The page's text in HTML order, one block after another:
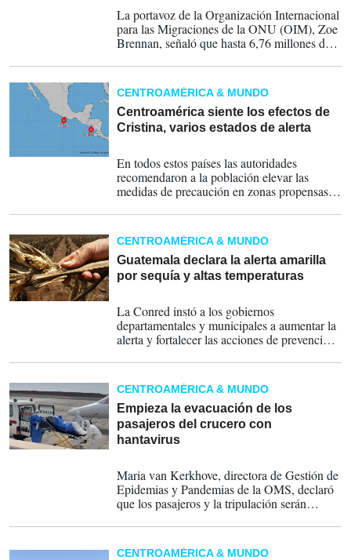
La portavoz de la Organización Internacional
para las Migraciones de la ONU (OIM), Zoe
Brennan, señaló que hasta 6,76 millones de
los terremotos.
CENTROAMÉRICA & MUNDO
Centroamérica siente los efectos de
Cristina, varios estados de alerta
En todos estos países las autoridades
recomendaron a la población elevar las
medidas de precaución en zonas propensas a
tormentas eléctricas, al oleaje o fuertes
ráfagas de viento que puedan presentarse de
forma aislada.
CENTROAMÉRICA & MUNDO
Guatemala declara la alerta amarilla
por sequía y altas temperaturas
La Conred instó a los gobiernos
departamentales y municipales a aumentar la
alerta y fortalecer las acciones de prevención
forestales y a las altas temperaturas que se
registran en el país.
CENTROAMÉRICA & MUNDO
Empieza la evacuación de los
pasajeros del crucero con
hantavirus
Maria van Kerkhove, directora de Gestión de
Epidemias y Pandemias de la OMS, declaró
que los pasajeros y la tripulación serán
de hasta seis semanas debido al periodo de
incubación del virus.
CENTROAMÉRICA & MUNDO